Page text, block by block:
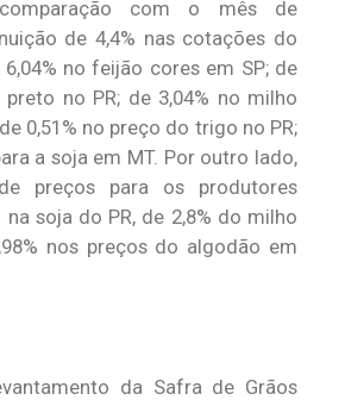
com o mês de
de 4,4% nas cotações do
no feijão cores em SP; de
no PR; de 3,04% no milho
0,51% no preço do trigo no PR;
a soja em MT. Por outro lado,
preços para os produtores
soja do PR, de 2,8% do milho
nos preços do algodão em
da Safra de Grãos